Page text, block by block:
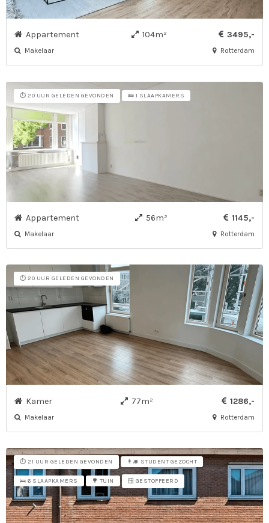
Appartement 104m² 3495,-
Makelaar Rotterdam
⏱️ 20 UUR GELEDEN GEVONDEN 🛌 1 SLAAPKAMERS
Appartement 56m² 1145,-
Makelaar Rotterdam
⏱️ 20 UUR GELEDEN GEVONDEN
Kamer 77m² 1286,-
Makelaar Rotterdam
⏱️ 21 UUR GELEDEN GEVONDEN 👨‍🎓 STUDENT GEZOCHT
🛌 6 SLAAPKAMERS 🌳 TUIN 🪟 GESTOFFEERD